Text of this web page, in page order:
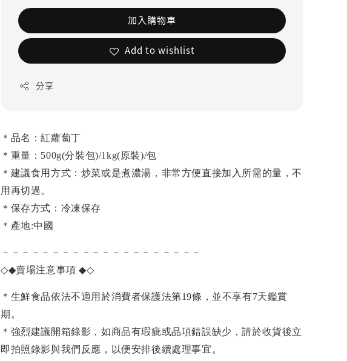
加入購物車
Add to wishlist
分享
＊ 品名：紅蘿蔔丁
＊重量：500g(分裝包)/1kg(原裝)/包
＊建議食用方式：炒菜或是煮濃湯，非常方便直接加入所需的量，不
用再切過。
＊保存方式：冷凍保存
＊產地:中國
－－－－－－－－－－－－－－－－－－－－
◇◆賣場注意事項◆◇
＊生鮮食品依法不適用於消費者保護法第19條，並不享有7天鑑賞
期。
＊強烈建議開箱錄影，如商品有瑕疵或品項錯誤缺少，請於收貨後立
即拍照錄影與我們反應，以便安排後續處理事宜。